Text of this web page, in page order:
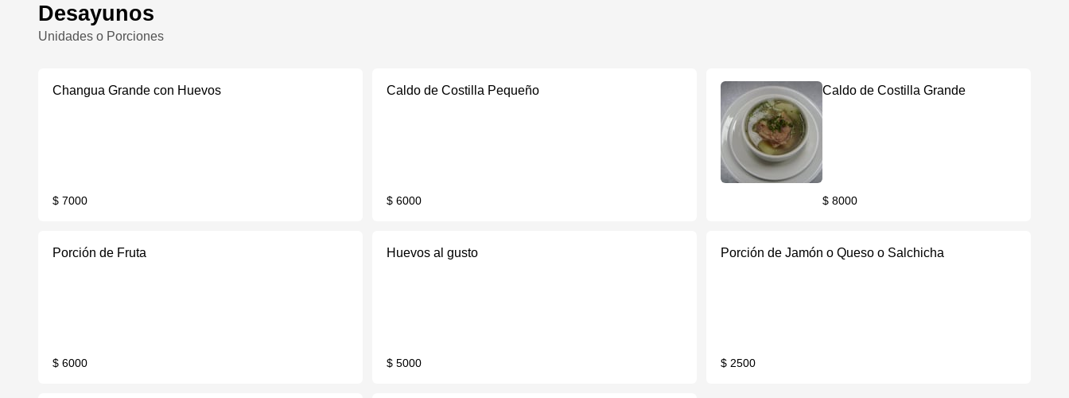
Desayunos
Unidades o Porciones
Changua Grande con Huevos
$ 7000
Caldo de Costilla Pequeño
$ 6000
Caldo de Costilla Grande
$ 8000
Porción de Fruta
$ 6000
Huevos al gusto
$ 5000
Porción de Jamón o Queso o Salchicha
$ 2500